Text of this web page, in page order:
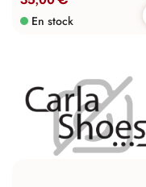
En stock